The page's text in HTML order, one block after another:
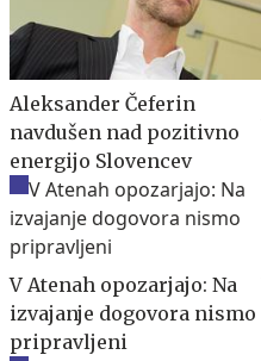
Aleksander Čeferin
navdušen nad pozitivno
energijo Slovencev
V Atenah opozarjajo: Na
izvajanje dogovora nismo
pripravljeni